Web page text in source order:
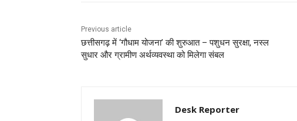
Previous article
छत्तीसगढ़ में ‘गौधाम योजना’ की शुरुआत – पशुधन सुरक्षा, नस्ल
सुधार और ग्रामीण अर्थव्यवस्था को मिलेगा संबल
Desk Reporter